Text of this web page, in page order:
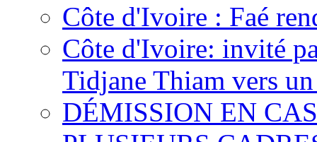
Côte d'Ivoire : Faé
Côte d'Ivoire: invité
Tidjane Thiam vers
DÉMISSION EN